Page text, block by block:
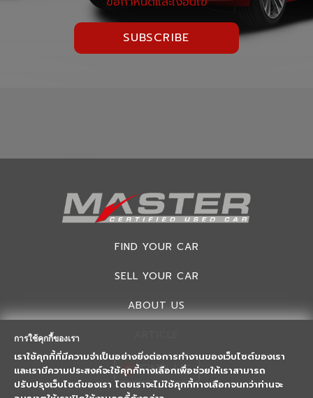
SUBSCRIBE
FIND YOUR CAR
SELL YOUR CAR
ABOUT US
FIND US
การใช้คุกกี้ของเรา
เราใช้คุกกี้ที่มีความจำเป็นอย่างยิ่งต่อการทำงานของเว็บไซต์ของเรา
และเรามีความประสงค์จะใช้คุกกี้ทางเลือกเพื่อช่วยให้เราสามารถ
ปรับปรุงเว็บไซต์ของเรา โดยเราจะไม่ใช้คุกกี้ทางเลือกจนกว่าท่านจะ